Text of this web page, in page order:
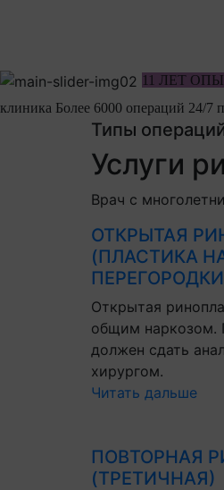
11 ЛЕТ
клиника Более 6000 операций 24/7
Типы
Услуги
Врач с
ОТКРЫТАЯ
(ПЛАСТИКА
Открытая
общим наркозом.
должен сдать
хирургом.
Читать дальше
ПОВТОРНАЯ
(ТРЕТИЧНАЯ)